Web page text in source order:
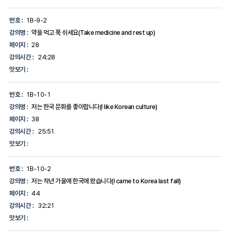
번호 : 1B-9-2
강의명 : 약을 먹고 푹 쉬세요(Take medicine and rest up)
페이지 : 28
강의시간 :
24:28
맛보기 :
번호 : 1B-10-1
강의명 : 저는 한국 문화를 좋아합니다(I like Korean culture)
페이지 : 38
강의시간 :
25:51
맛보기 :
번호 : 1B-10-2
강의명 : 저는 작년 가을에 한국에 왔습니다(I came to Korea last fall)
페이지 : 44
강의시간 :
32:21
맛보기 :